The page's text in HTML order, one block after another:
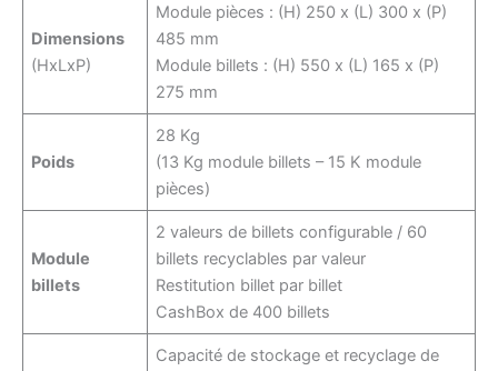
Dimensions
(HxLxP)
Module pièces : (H) 250 x (L) 300 x (P)
485 mm
Module billets : (H) 550 x (L) 165 x (P)
275 mm
Poids
28 Kg
(13 Kg module billets – 15 K module
pièces)
Module
billets
2 valeurs de billets configurable / 60
billets recyclables par valeur
Restitution billet par billet
CashBox de 400 billets
Capacité de stockage et recyclage de